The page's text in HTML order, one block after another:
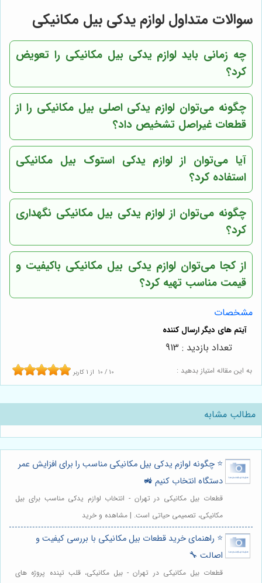
سوالات متداول لوازم یدکی بیل مکانیکی
چه زمانی باید لوازم یدکی بیل مکانیکی را تعویض
کرد؟
چگونه می‌توان لوازم یدکی اصلی بیل مکانیکی را از
قطعات غیراصل تشخیص داد؟
آیا می‌توان از لوازم یدکی استوک بیل مکانیکی
استفاده کرد؟
چگونه می‌توان از لوازم یدکی بیل مکانیکی نگهداری
کرد؟
از کجا می‌توان لوازم یدکی بیل مکانیکی باکیفیت و
قیمت مناسب تهیه کرد؟
مشخصات
به این مقاله امتیاز بدهید : 10 / 10 از 1 کاربر
تعداد بازدید : 913
مطالب مشابه
⭐️ چگونه لوازم یدکی بیل مکانیکی مناسب را برای افزایش عمر
دستگاه انتخاب کنیم 🚜
قطعات بیل مکانیکی در تهران - انتخاب لوازم یدکی مناسب برای بیل
مکانیکی، تصمیمی حیاتی است. | مشاهده و خرید
⭐️ راهنمای خرید قطعات بیل مکانیکی با بررسی کیفیت و
اصالت 🔧
قطعات بیل مکانیکی در تهران - بیل مکانیکی، قلب تپنده پروژه های